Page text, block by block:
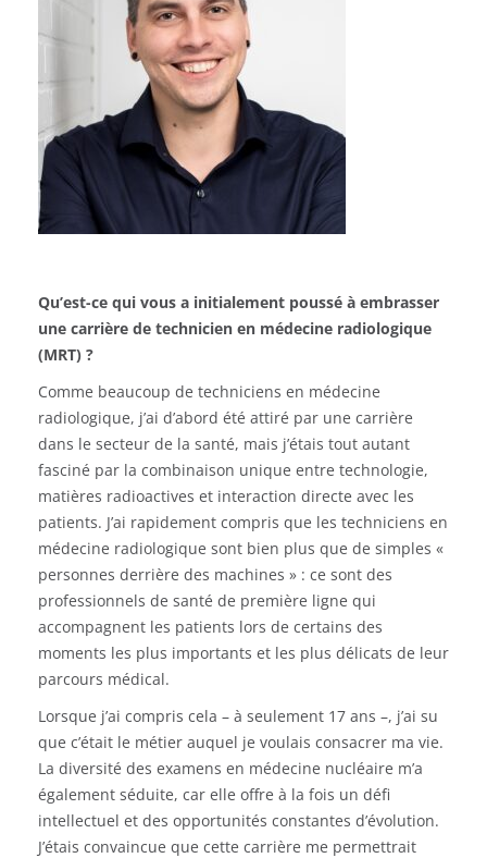
Qu’est-ce qui vous a initialement poussé à embrasser
une carrière de technicien en médecine radiologique
(MRT) ?
Comme beaucoup de techniciens en médecine
radiologique, j’ai d’abord été attiré par une carrière
dans le secteur de la santé, mais j’étais tout autant
fasciné par la combinaison unique entre technologie,
matières radioactives et interaction directe avec les
patients. J’ai rapidement compris que les techniciens en
médecine radiologique sont bien plus que de simples «
personnes derrière des machines » : ce sont des
professionnels de santé de première ligne qui
accompagnent les patients lors de certains des
moments les plus importants et les plus délicats de leur
parcours médical.
Lorsque j’ai compris cela – à seulement 17 ans –, j’ai su
que c’était le métier auquel je voulais consacrer ma vie.
La diversité des examens en médecine nucléaire m’a
également séduite, car elle offre à la fois un défi
intellectuel et des opportunités constantes d’évolution.
J’étais convaincue que cette carrière me permettrait